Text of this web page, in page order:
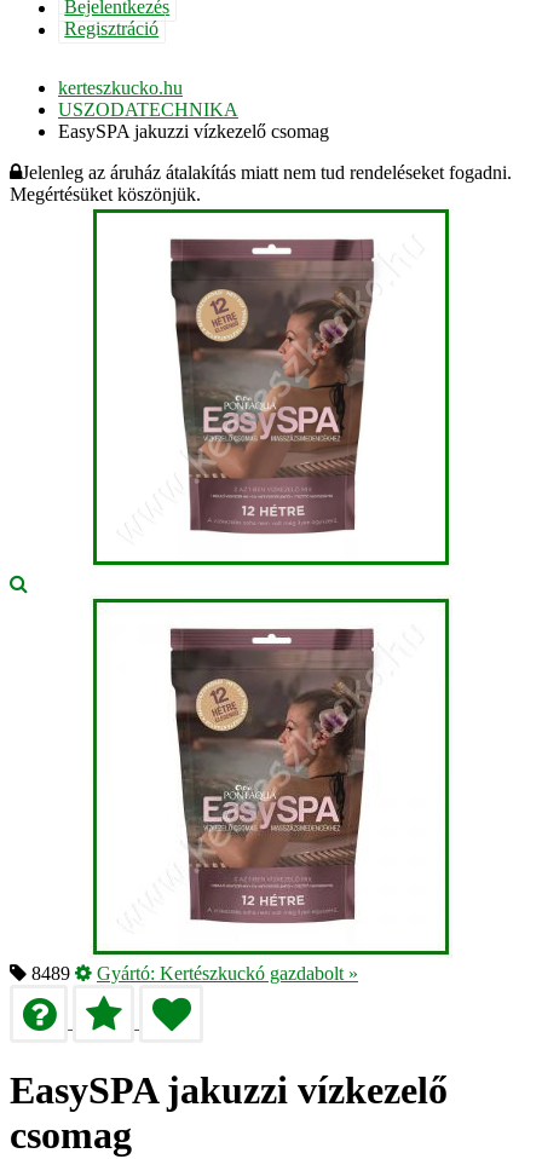
Bejelentkezés
Regisztráció
kerteszkucko.hu
USZODATECHNIKA
EasySPA jakuzzi vízkezelő csomag
Jelenleg az áruház átalakítás miatt nem tud rendeléseket fogadni.
Megértésüket köszönjük.
8489 Gyártó: Kertészkuckó gazdabolt »
EasySPA jakuzzi vízkezelő
csomag